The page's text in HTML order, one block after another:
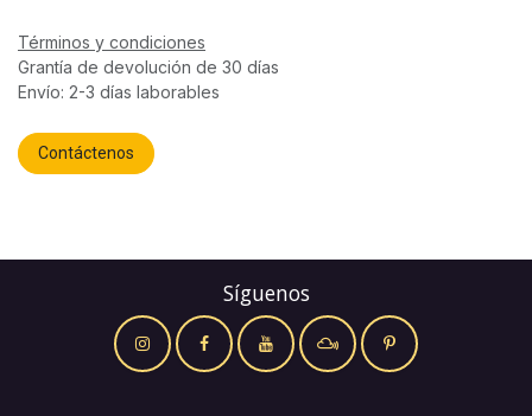
Términos y condiciones
Grantía de devolución de 30 días
Envío: 2-3 días laborables
Contáctenos
Síguenos